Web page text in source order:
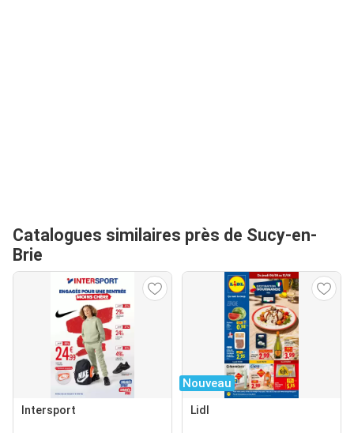
Catalogues similaires près de Sucy-en-
Brie
Intersport
Nouveau
Lidl